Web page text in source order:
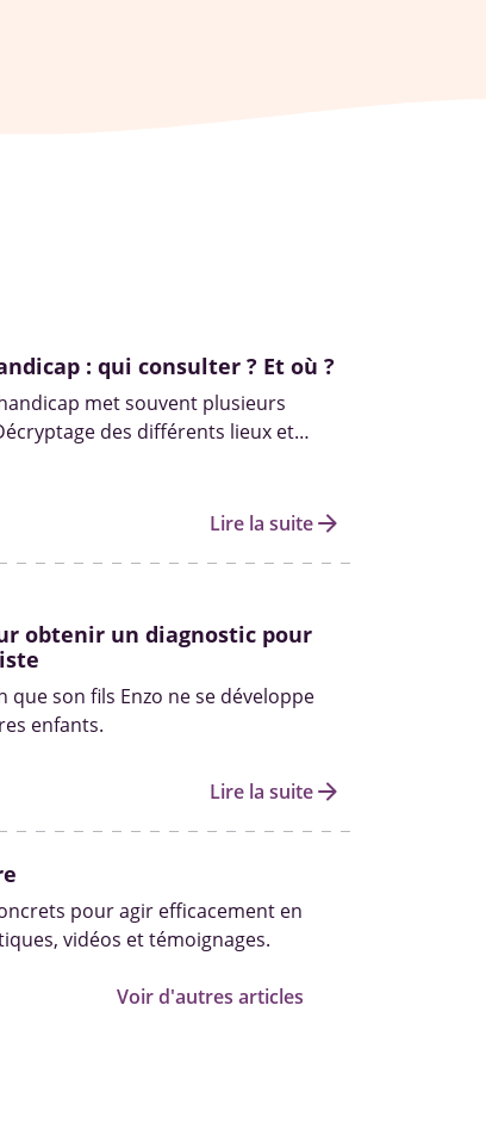
: qui consulter ? Et où ?
met souvent plusieurs
des différents lieux et
Lire la suitearrow_forward
obtenir un diagnostic pour
que son fils Enzo ne se développe
enfants.
Lire la suitearrow_forward
pour agir efficacement en
vidéos et témoignages.
Voir d'autres articles